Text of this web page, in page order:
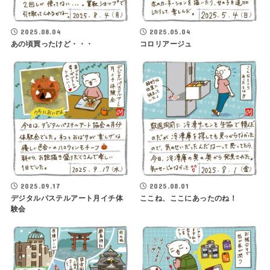
2025.08.04
あの頃買ったけど・・・
2025.05.04
コロリアージュ
2025.09.17
デジタルパステルアート月イチ体
験会
2025.08.01
ここね、ここにあったのね！